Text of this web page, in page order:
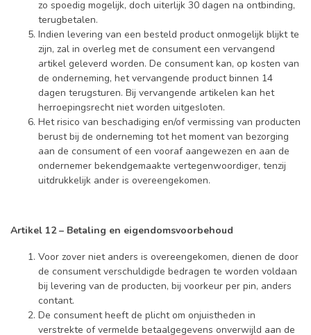
zo spoedig mogelijk, doch uiterlijk 30 dagen na ontbinding,
terugbetalen.
Indien levering van een besteld product onmogelijk blijkt te
zijn, zal in overleg met de consument een vervangend
artikel geleverd worden. De consument kan, op kosten van
de onderneming, het vervangende product binnen 14
dagen terugsturen. Bij vervangende artikelen kan het
herroepingsrecht niet worden uitgesloten.
Het risico van beschadiging en/of vermissing van producten
berust bij de onderneming tot het moment van bezorging
aan de consument of een vooraf aangewezen en aan de
ondernemer bekendgemaakte vertegenwoordiger, tenzij
uitdrukkelijk ander is overeengekomen.
Artikel 12 – Betaling en eigendomsvoorbehoud
Voor zover niet anders is overeengekomen, dienen de door
de consument verschuldigde bedragen te worden voldaan
bij levering van de producten, bij voorkeur per pin, anders
contant.
De consument heeft de plicht om onjuistheden in
verstrekte of vermelde betaalgegevens onverwijld aan de